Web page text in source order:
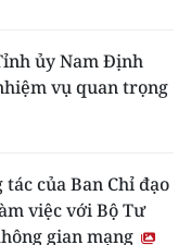
ủy Nam Định
vụ quan trọng
của Ban Chỉ đạo
việc với Bộ Tư
gian mạng